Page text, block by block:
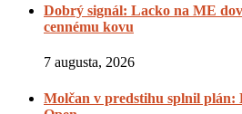
Dobrý signál: Lacko na ME
cennému kovu
7 augusta, 2026
Molčan v predstihu splnil plán: